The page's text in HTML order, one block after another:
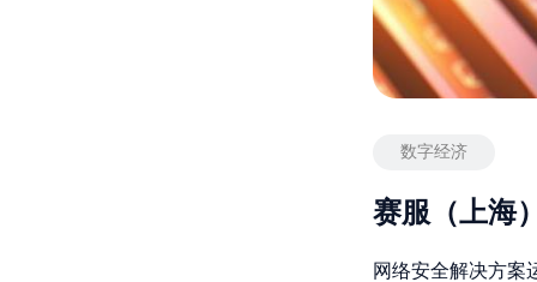
数字经济
赛服（上海
网络安全解决方案